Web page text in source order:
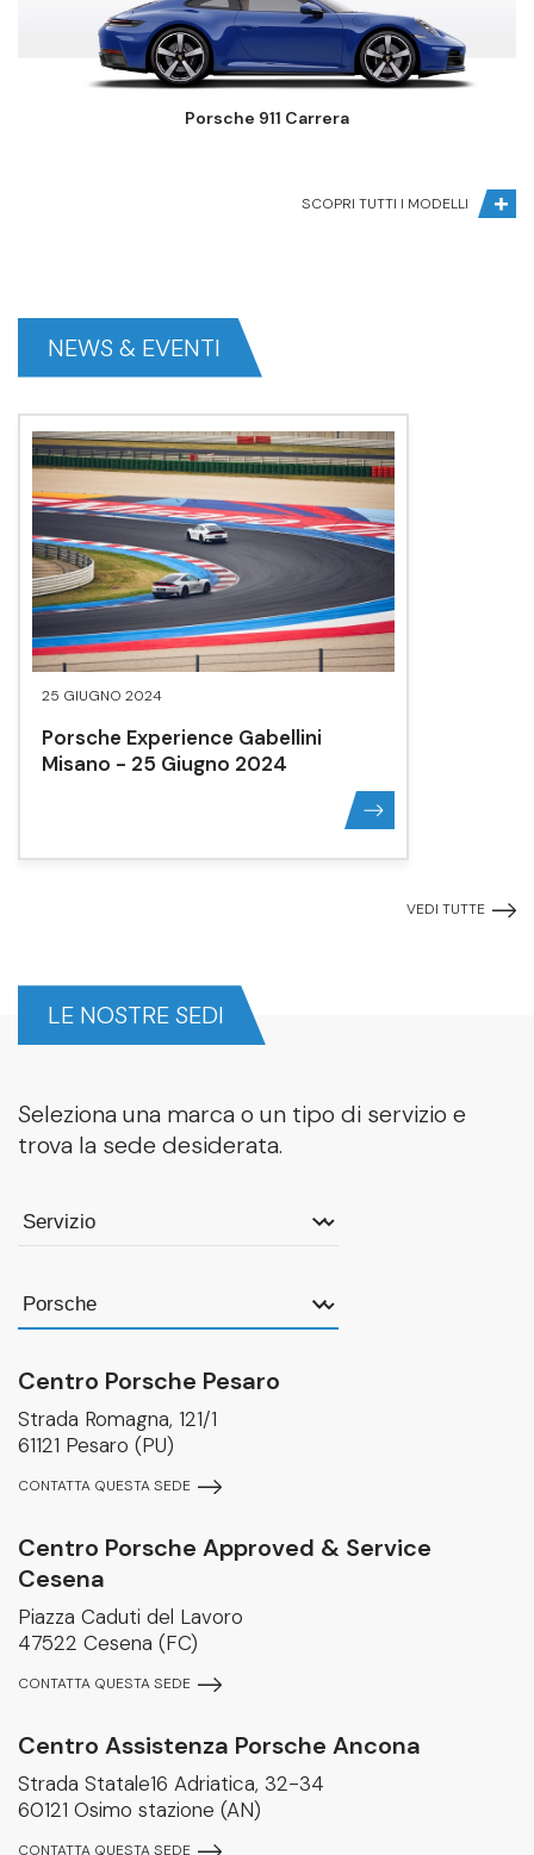
Porsche 911 Carrera
SCOPRI TUTTI I MODELLI
NEWS & EVENTI
25 GIUGNO 2024
Porsche Experience Gabellini
Misano - 25 Giugno 2024
VEDI TUTTE
LE NOSTRE SEDI
Seleziona una marca o un tipo di servizio e
trova la sede desiderata.
Centro Porsche Pesaro
Strada Romagna, 121/1
61121 Pesaro (PU)
CONTATTA QUESTA SEDE
Centro Porsche Approved & Service
Cesena
Piazza Caduti del Lavoro
47522 Cesena (FC)
CONTATTA QUESTA SEDE
Centro Assistenza Porsche Ancona
Strada Statale16 Adriatica, 32-34
60121 Osimo stazione (AN)
CONTATTA QUESTA SEDE